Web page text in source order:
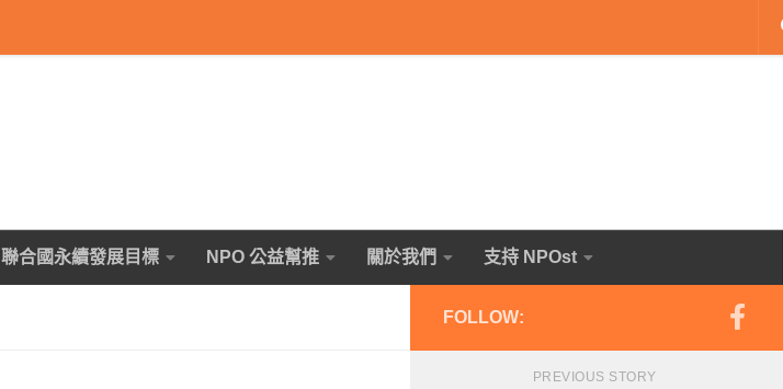
聯合國永續發展目標 NPO 公益幫推 關於我們 支持 NPOst
FOLLOW:
PREVIOUS STORY